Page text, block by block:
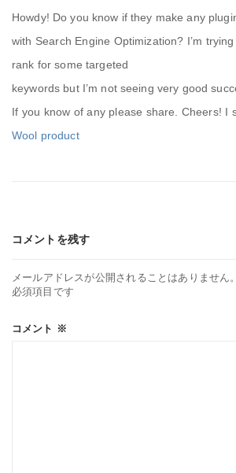
Howdy! Do you know if they make any
with Search Engine Optimization? I’m
rank for some targeted
keywords but I’m not seeing very good
If you know of any please share. Cheers! I
Wool product
コメントを残す
メールアドレスが公開されることはありません。
必須項目です
コメント ※